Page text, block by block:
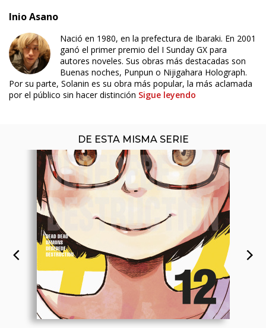
Inio Asano
Nació en 1980, en la prefectura de Ibaraki. En 2001
ganó el primer premio del I Sunday GX para
autores noveles. Sus obras más destacadas son
Buenas noches, Punpun o Nijigahara Holograph.
Por su parte, Solanin es su obra más popular, la más aclamada
por el público sin hacer distinción Sigue leyendo
DE ESTA MISMA SERIE
ÚLTIMO NÚMERO PUBLICADO